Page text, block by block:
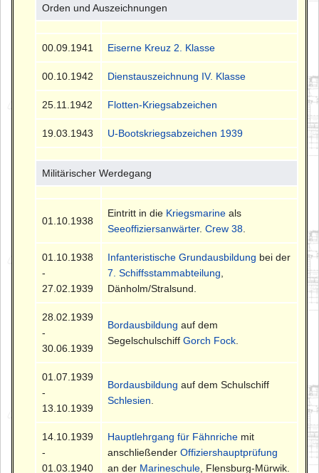
Orden und Auszeichnungen
00.09.1941 Eiserne Kreuz 2. Klasse
00.10.1942 Dienstauszeichnung IV. Klasse
25.11.1942 Flotten-Kriegsabzeichen
19.03.1943 U-Bootskriegsabzeichen 1939
Militärischer Werdegang
01.10.1938
Eintritt in die Kriegsmarine als
Seeoffiziersanwärter.Crew 38
01.10.1938
-
27.02.1939
Infanteristische Grundausbildung bei der
7. Schiffsstammabteilung
Dänholm/Stralsund.
28.02.1939
-
30.06.1939
Bordausbildung auf dem
SegelschulschiffGorch Fock
01.07.1939
-
13.10.1939
Bordausbildung auf dem Schulschiff
Schlesien
14.10.1939
-
01.03.1940
Hauptlehrgang für Fähnriche mit
anschließenderOffiziershauptprüfung
an der Marineschule , Flensburg-Mürwik.